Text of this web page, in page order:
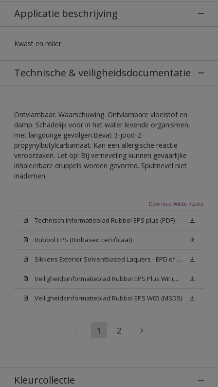
Applicatie beschrijving
Kwast en roller
Technische & veiligheidsdocumentatie
Ontvlambaar. Waarschuwing. Ontvlambare vloeistof en
damp. Schadelijk voor in het water levende organismen,
met langdurige gevolgen.Bevat 3-jood-2-
propynylbutylcarbamaat. Kan een allergische reactie
veroorzaken. Let op! Bij verneveling kunnen gevaarlijke
inhaleerbare druppels worden gevormd. Spuitnevel niet
inademen.
Download Adobe Reader
Technisch Informatieblad Rubbol EPS plus (PDF)
Rubbol EPS (Biobased certificaat)
Sikkens Exterior Solventbased Laquers - EPD of Milieuproductverklaring
Veiligheidsinformatieblad Rubbol EPS Plus Wit (MSDS)
Veiligheidsinformatieblad Rubbol EPS W05 (MSDS)
1 2
Kleurcollectie